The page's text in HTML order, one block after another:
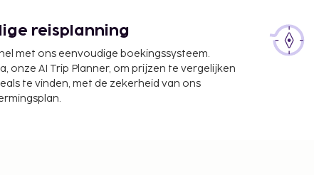
reisplanning
met ons eenvoudige boekingssysteem.
onze AI Trip Planner, om prijzen te vergelijken
te vinden, met de zekerheid van ons